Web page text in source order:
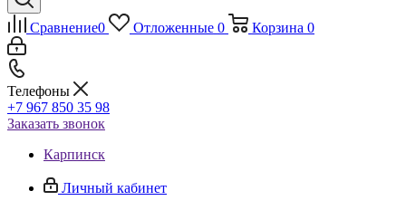
Сравнение0 Отложенные 0 Корзина 0
Телефоны
+7 967 850 35 98
Заказать звонок
Карпинск
Личный кабинет